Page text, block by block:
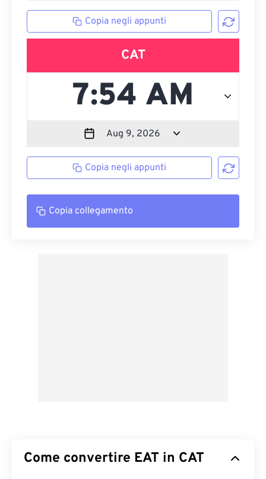
Copia negli appunti
CAT
Copia negli appunti
Copia collegamento
Come convertire EAT in CAT